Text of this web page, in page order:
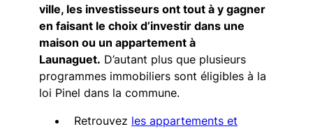
ville, les investisseurs ont tout à y gagner
en faisant le choix d’investir dans une
maison ou un appartement à
Launaguet. D’autant plus que plusieurs
programmes immobiliers sont éligibles à la
loi Pinel dans la commune.
Retrouvez les appartements et